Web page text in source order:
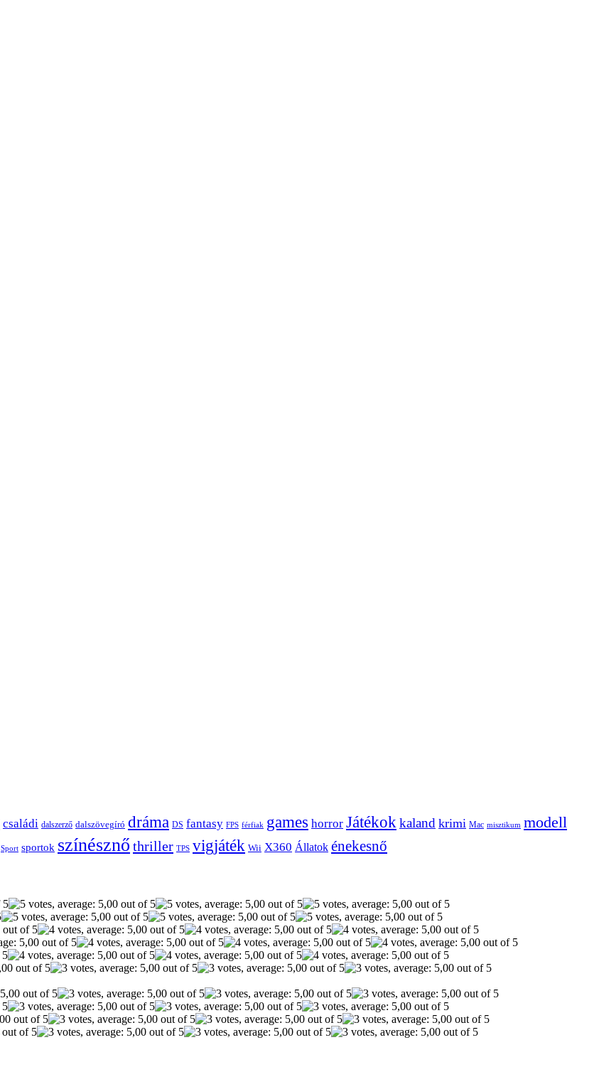
családi dalszerző dalszövegíró dráma DS fantasy FPS férfiak games horror Játékok kaland krimi Mac misztikum modell
Sport sportok színésznő thriller TPS vigjáték Wii X360 Állatok énekesnő